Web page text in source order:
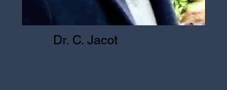
Dr. C. Jacot